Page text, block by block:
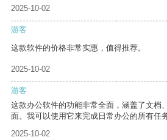
2025-10-02
游客
这款软件的价格非常实惠，值得推荐。
2025-10-02
游客
这款办公软件的功能非常全面，涵盖了文档
面。我可以使用它来完成日常办公的所有任
2025-10-02